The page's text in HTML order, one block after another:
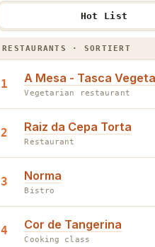
Hot List
Die Centro Hot List ·
RESTAURANTS · SORTIERT
1 A Mesa - Tasca
Vegetarian restaurant
2 Raiz da Cepa Torta
Restaurant
3 Norma
Bistro
4 Cor de Tangerina
Cooking class